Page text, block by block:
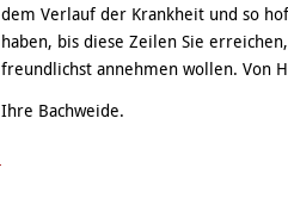
dem Verlauf der Krankheit und so
haben, bis diese Zeilen Sie
freundlichst annehmen wollen. Von
Ihre Bachweide.